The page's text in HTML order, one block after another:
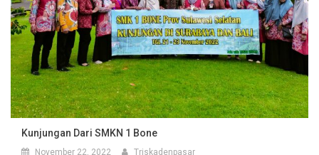
Kunjungan Dari SMKN 1 Bone
November 22, 2022 Triskadenpasar